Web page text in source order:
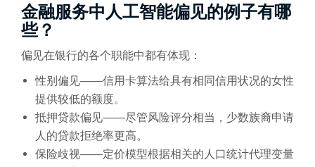
金融服务中人工智能偏见的例子有哪
些？
偏见在银行的各个职能中都有体现：
性别偏见——信用卡算法给具有相同信用状况的女性
提供较低的额度。
抵押贷款偏见——尽管风险评分相当，少数族裔申请
人的贷款拒绝率更高。
保险歧视——定价模型根据相关的人口统计代理变量